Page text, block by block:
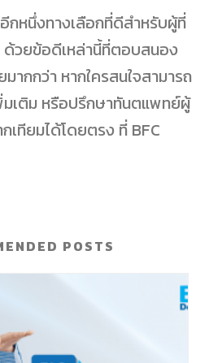
กหนึ่งทางเลือกที่ดีสำหรับผู้ที่
วยข้อดีเหล่านี้ที่ตอบสนอง
ากกว่า หากใครสนใจสามารถ
มเติม หรือปรึกษาทันตแพทย์ผู้
เทียมได้โดยตรง ที่ BFC
POSTS